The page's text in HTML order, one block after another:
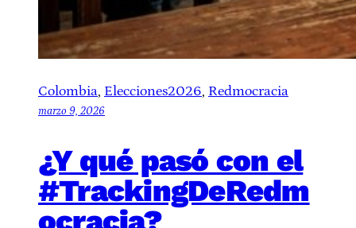
Colombia, Elecciones2026, Redmocracia
marzo 9, 2026
¿Y qué pasó con el
#TrackingDeRedm
ocracia?